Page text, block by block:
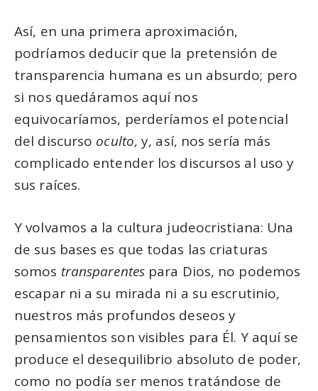
Así, en una primera aproximación,
podríamos deducir que la pretensión de
transparencia humana es un absurdo; pero
si nos quedáramos aquí nos
equivocaríamos, perderíamos el potencial
del discurso oculto, y, así, nos sería más
complicado entender los discursos al uso y
sus raíces.
Y volvamos a la cultura judeocristiana: Una
de sus bases es que todas las criaturas
somos transparentes para Dios, no podemos
escapar ni a su mirada ni a su escrutinio,
nuestros más profundos deseos y
pensamientos son visibles para Él. Y aquí se
produce el desequilibrio absoluto de poder,
como no podía ser menos tratándose de